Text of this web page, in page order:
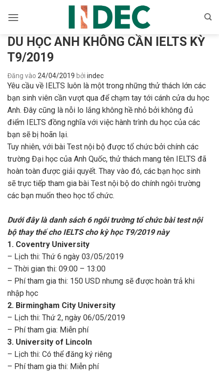
qua
dungDU HỌC ANH KHÔNG CẦN IELTS KỲ
T9/2019
Đăng vào 24/04/2019 bởi indec
Yêu cầu về IELTS luôn là một trong những thử thách lớn các
bạn sinh viên cần vượt qua để chạm tay tới cánh cửa du học
Anh. Đây cũng là nỗi lo lắng không hề nhỏ bởi không đủ
điểm IELTS đồng nghĩa với việc hành trình du học của các
bạn sẽ bị hoãn lại.
Tuy nhiên, với bài Test nội bộ được tổ chức bởi chính các
trường Đại học của Anh Quốc, thử thách mang tên IELTS đã
hoàn toàn được giải quyết. Thay vào đó, các bạn học sinh
sẽ trực tiếp tham gia bài Test nội bộ do chính ngôi trường
các bạn muốn theo học tổ chức.
Dưới đây là danh sách 6 ngôi trường tổ chức bài test nội
bộ thay thế cho IELTS cho kỳ học T9/2019 này
1. Coventry University
– Lịch thi: Thứ 6 ngày 03/05/2019
– Thời gian thi: 09:00 – 13:00
– Phí tham gia thi: 150 USD nhưng sẽ được hoàn trả khi
nhập học
2. Birmingham City University
– Lịch thi: Thứ 2, ngày 06/05/2019
– Phí tham gia: Miễn phí
3. University of Lincoln
– Lịch thi: Có thể đăng ký riêng
– Phí tham gia thi: Miễn phí